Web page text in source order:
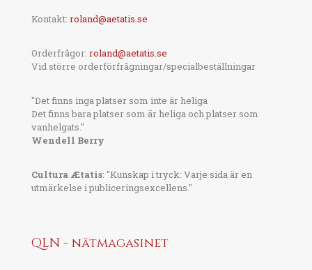
Kontakt: roland@aetatis.se
Orderfrågor: roland@aetatis.se
Vid större orderförfrågningar/specialbeställningar
"Det finns inga platser som inte är heliga
Det finns bara platser som är heliga och platser som
vanhelgats."
Wendell Berry
Cultura Ætatis: "Kunskap i tryck: Varje sida är en
utmärkelse i publiceringsexcellens."
QLN - nätmagasinet